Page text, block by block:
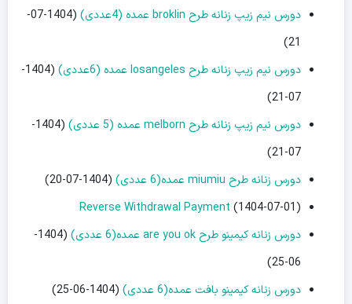
دورس نیم زیپ زنانه طرح broklin عمده (4عددی)
(1404-07-
21)
دورس نیم زیپ زنانه طرح losangeles عمده (6عددی)
(1404-
07-21)
دورس نیم زیپ زنانه طرح melborn عمده (5 عددی)
(1404-
07-21)
دورس زنانه طرح miumiu عمده(6 عددی)
(1404-07-20)
Reverse Withdrawal Payment (1404-07-01)
دورس زنانه کیمینو طرح are you ok عمده(6 عددی)
(1404-
06-25)
دورس زنانه کیمینو بافت عمده(6 عددی)
(1404-06-25)